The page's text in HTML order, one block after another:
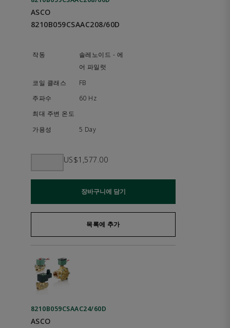
ASCO
8210B059CSAAC208/60D
솔레노이드 - 에
어 파일럿
FB
60 Hz
5 Day
US$1,577.00
장바구니에 담기
목록에 추가
8210B059CSAAC24/60D
ASCO